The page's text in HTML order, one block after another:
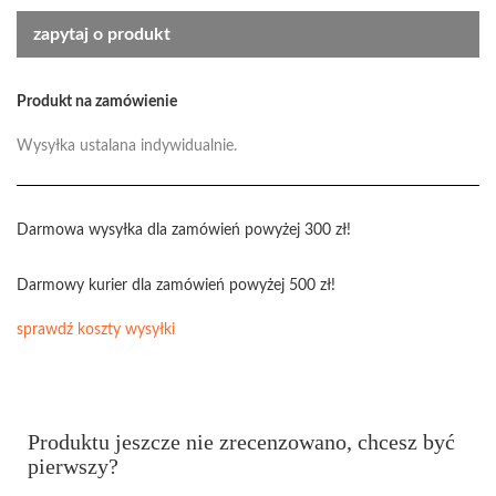
zapytaj o produkt
Produkt na zamówienie
Wysyłka ustalana indywidualnie.
Darmowa wysyłka dla zamówień powyżej 300 zł!
Darmowy kurier dla zamówień powyżej 500 zł!
sprawdź koszty wysyłki
Produktu jeszcze nie zrecenzowano, chcesz być
pierwszy?